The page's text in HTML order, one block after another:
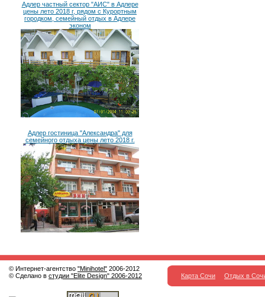
Адлер частный сектор "АИС" в Адлере
цены лето 2018 г, рядом с Курортным
городком, семейный отдых в Адлере
эконом
Адлер гостиница "Александра" для
семейного отдыха цены лето 2018 г.
© Интернет-агентство "Minihotel" 2006-2012
© Сделано в студии "Elite Design" 2006-2012 Карта Сочи Отдых в